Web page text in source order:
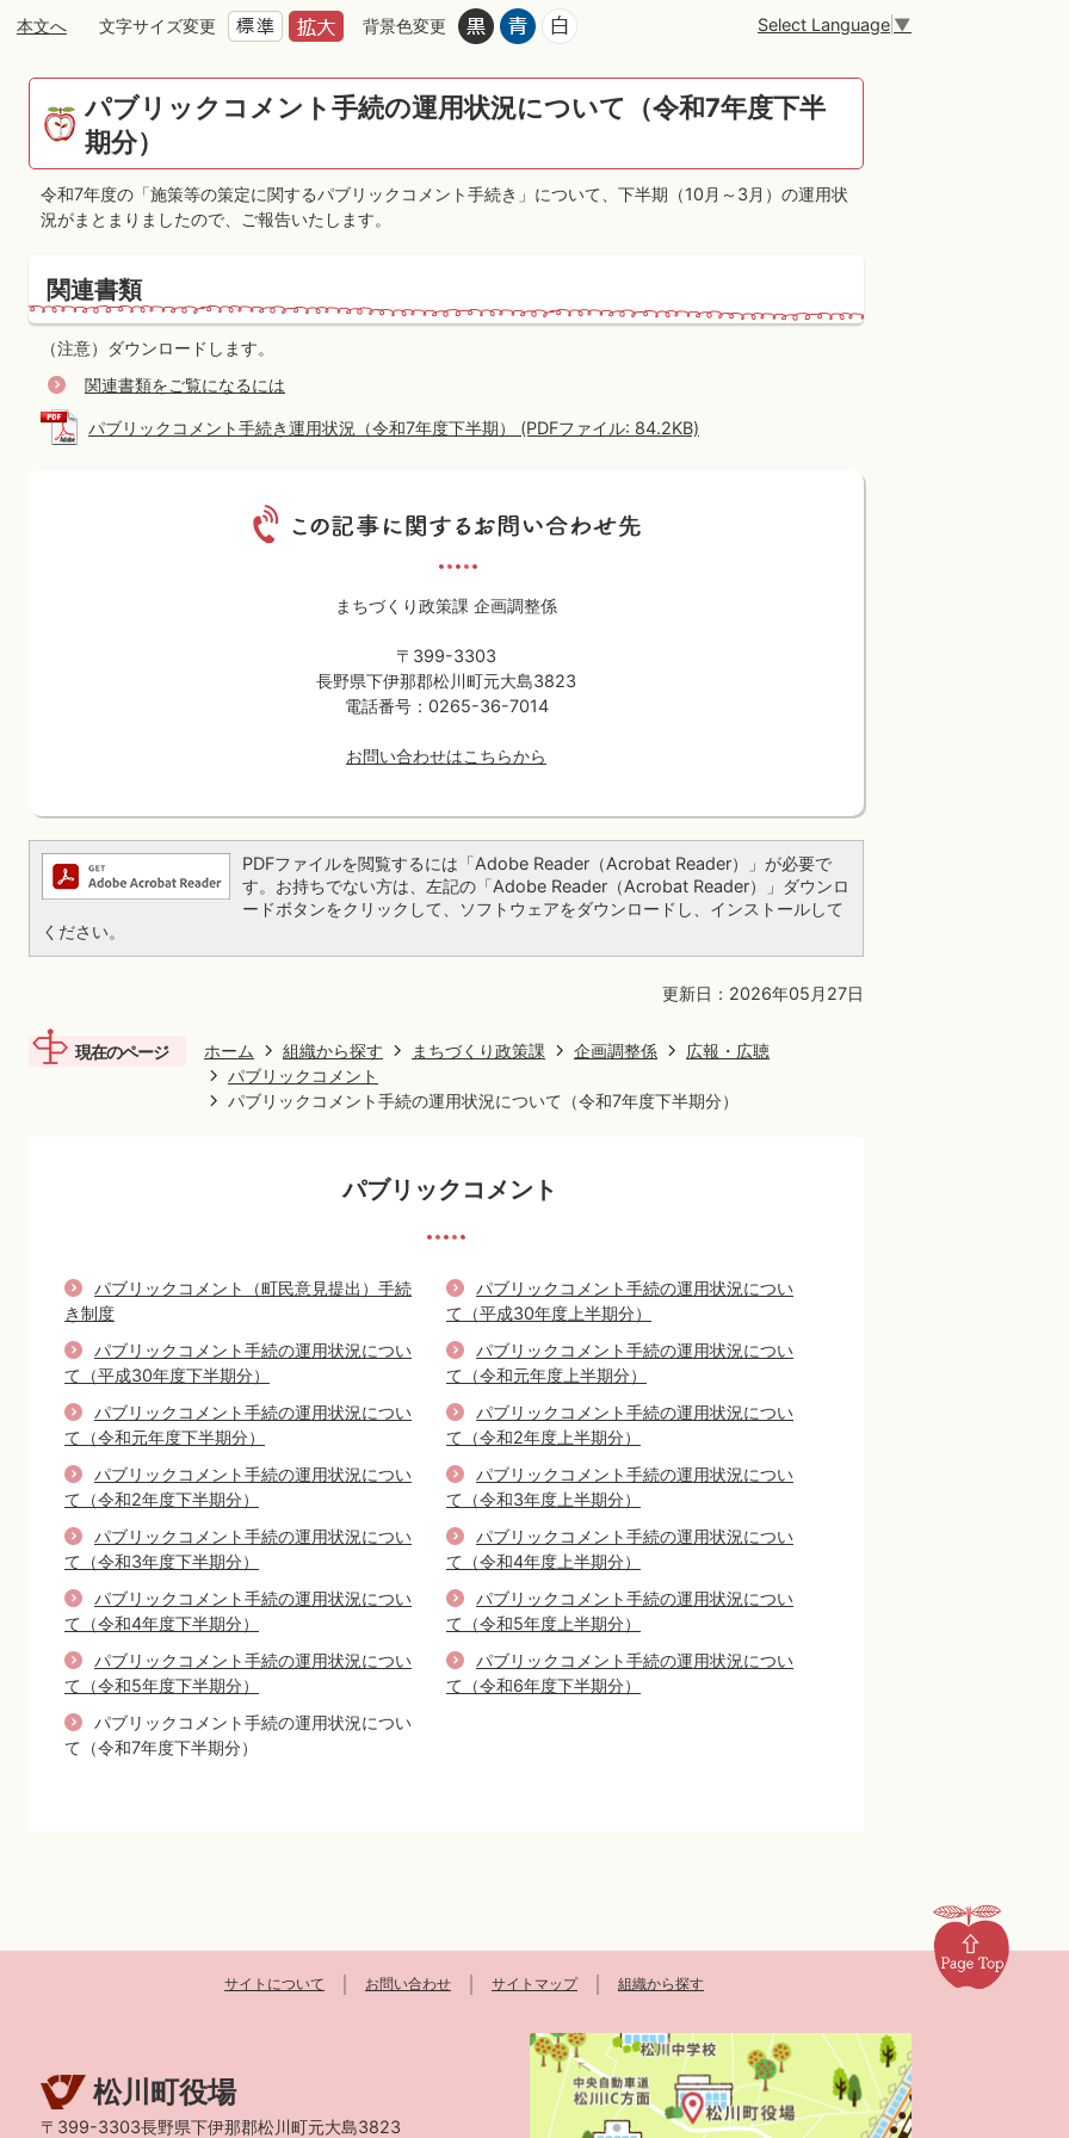
本文へ 文字サイズ変更 背景色変更 Select Language ▼
パブリックコメント手続の運用状況について（令和7年度下半
期分）
令和7年度の「施策等の策定に関するパブリックコメント手続き」について、下半期（10月～3月）の運用状
況がまとまりましたので、ご報告いたします。
関連書類
（注意）ダウンロードします。
関連書類をご覧になるには
パブリックコメント手続き運用状況（令和7年度下半期） (PDFファイル: 84.2KB)
まちづくり政策課 企画調整係
〒399-3303
長野県下伊那郡松川町元大島3823
電話番号：0265-36-7014
お問い合わせはこちらから
PDFファイルを閲覧するには「Adobe Reader（Acrobat Reader）」が必要で
す。お持ちでない方は、左記の「Adobe Reader（Acrobat Reader）」ダウンロ
ードボタンをクリックして、ソフトウェアをダウンロードし、インストールして
ください。
更新日：2026年05月27日
現在のページ ホーム 組織から探す まちづくり政策課 企画調整係
広報・広聴
パブリックコメント
パブリックコメント手続の運用状況について（令和7年度下半期分）
パブリックコメント
パブリックコメント（町民意見提出）手続
き制度
パブリックコメント手続の運用状況につい
て（平成30年度上半期分）
パブリックコメント手続の運用状況につい
て（平成30年度下半期分）
パブリックコメント手続の運用状況につい
て（令和元年度上半期分）
パブリックコメント手続の運用状況につい
て（令和元年度下半期分）
パブリックコメント手続の運用状況につい
て（令和2年度上半期分）
パブリックコメント手続の運用状況につい
て（令和2年度下半期分）
パブリックコメント手続の運用状況につい
て（令和3年度上半期分）
パブリックコメント手続の運用状況につい
て（令和3年度下半期分）
パブリックコメント手続の運用状況につい
て（令和4年度上半期分）
パブリックコメント手続の運用状況につい
て（令和4年度下半期分）
パブリックコメント手続の運用状況につい
て（令和5年度上半期分）
パブリックコメント手続の運用状況につい
て（令和5年度下半期分）
パブリックコメント手続の運用状況につい
て（令和6年度下半期分）
パブリックコメント手続の運用状況につい
て（令和7年度下半期分）
サイトについて お問い合わせ サイトマップ 組織から探す
松川町役場
〒399-3303長野県下伊那郡松川町元大島3823